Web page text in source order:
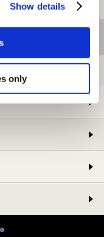
Show details
only